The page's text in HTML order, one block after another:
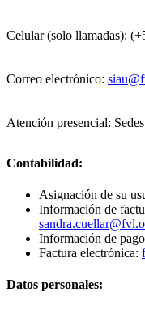
Celular (solo llamadas):
Correo electrónico:
Atención presencial:
Contabilidad:
Asignación de su
Información de
Información de
Factura electrónica:
Datos personales: